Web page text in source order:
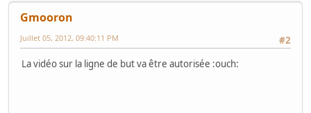
Gmooron
#2
Juillet 05, 2012, 09:40:11 PM
La vidéo sur la ligne de but va être autorisée :ouch: